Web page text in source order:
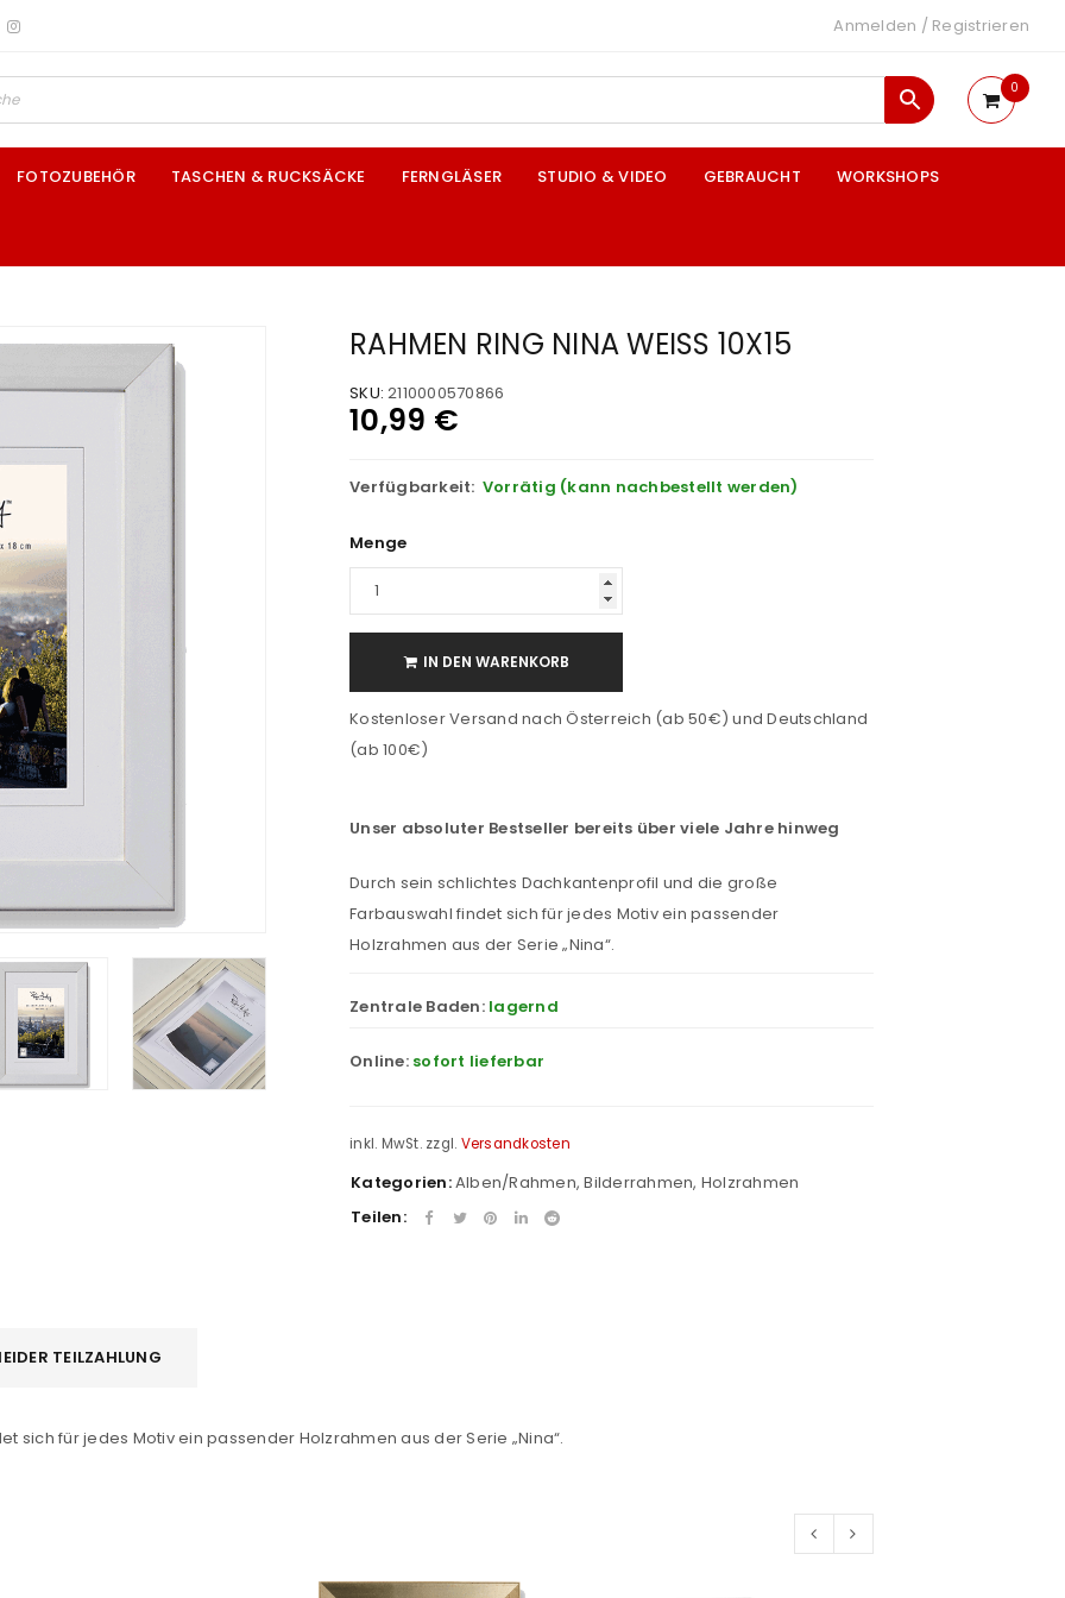
NEWSLETTER ABONNIEREN
Anmelden / Registrieren
0
FOTOZUBEHÖR TASCHEN & RUCKSÄCKE FERNGLÄSER STUDIO & VIDEO GEBRAUCHT WORKSHOPS
RAHMEN RING NINA WEISS 10X15
SKU: 2110000570866
10,99 €
Verfügbarkeit: Vorrätig (kann nachbestellt werden)
Menge
IN DEN WARENKORB
Kostenloser Versand nach Österreich (ab 50€) und Deutschland
(ab 100€)
Unser absoluter Bestseller bereits über viele Jahre hinweg
Durch sein schlichtes Dachkantenprofil und die große
Farbauswahl findet sich für jedes Motiv ein passender
Holzrahmen aus der Serie „Nina“.
Zentrale Baden: lagernd
Online: sofort lieferbar
inkl. MwSt. zzgl. Versandkosten
Kategorien:Alben/Rahmen,Bilderrahmen, Holzrahmen
Teilen:
TEILZAHLUNG
sich für jedes Motiv ein passender Holzrahmen aus der Serie „Nina“.